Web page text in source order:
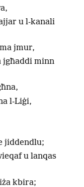
u l-kanali
jmur,
jgħaddi minn
l-Liġi,
jiddendlu;
u lanqas
kbira;